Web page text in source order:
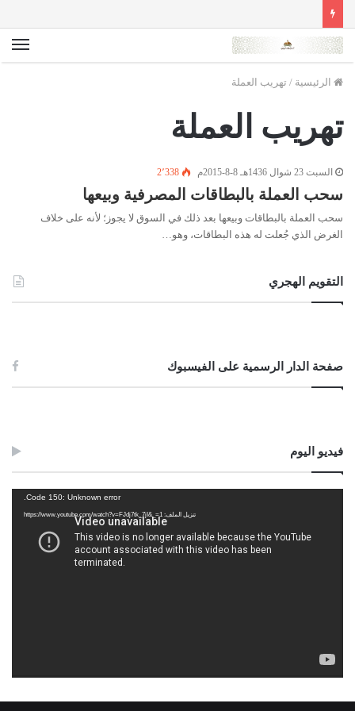
الرئيسية / تهريب العملة
تهريب العملة
السبت 23 شوال 1436هـ 8-8-2015م 2٬338
سحب العملة بالبطاقات المصرفية وبيعها
سحب العملة بالبطاقات وبيعها بعد ذلك في السوق لا يجوز؛ لأنه على خلاف
الغرض الذي جُعلت له هذه البطاقات، وهو…
التقويم الهجري
صفحة الدار الرسمية على الفيسبوك
فيديو اليوم
Code 150: Unknown error.
تنزيل الملف: https://www.youtube.com/watch?v=FJdj7tk_7jI&_=1